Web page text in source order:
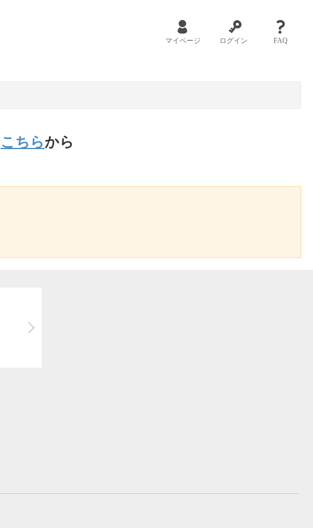
マイページ ログイン FAQ
こちらから